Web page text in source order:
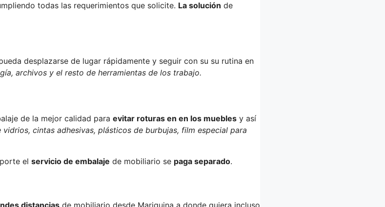
todas las requerimientos que solicite. La solución de
desplazarse de lugar rápidamente y seguir con su su rutina en
archivos y el resto de herramientas de los trabajo.
de la mejor calidad para evitar roturas en en los muebles y así
cintas adhesivas, plásticos de burbujas, film especial para
el servicio de embalaje de mobiliario se paga separado.
distancias de mobiliario desde Mariquina a donde quiera incluso